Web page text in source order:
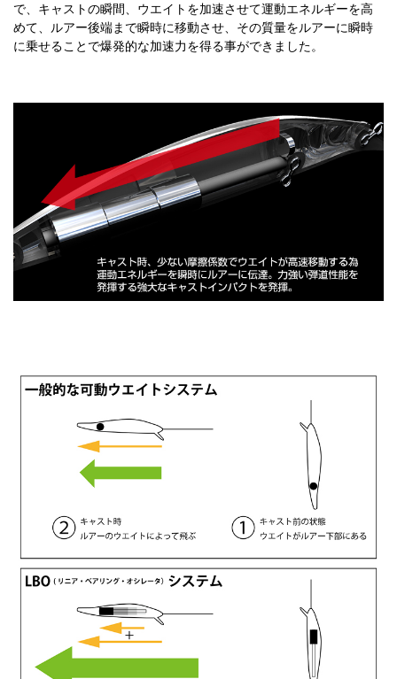
で、キャストの瞬間、ウエイトを加速させて運動エネルギーを高
めて、ルアー後端まで瞬時に移動させ、その質量をルアーに瞬時
に乗せることで爆発的な加速力を得る事ができました。